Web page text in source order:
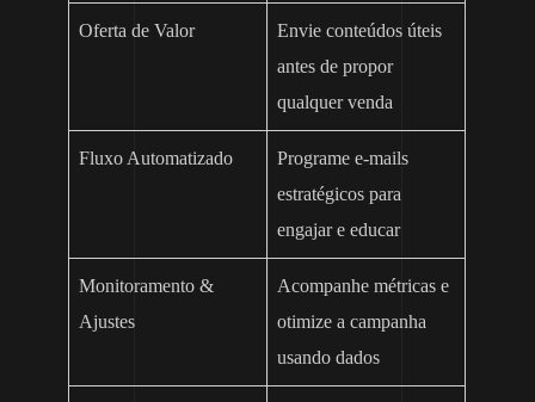
Oferta de Valor
Envie conteúdos úteis
antes de propor
qualquer venda
Fluxo Automatizado
Programe e-mails
estratégicos para
engajar e educar
Monitoramento &
Ajustes
Acompanhe métricas e
otimize a campanha
usando dados